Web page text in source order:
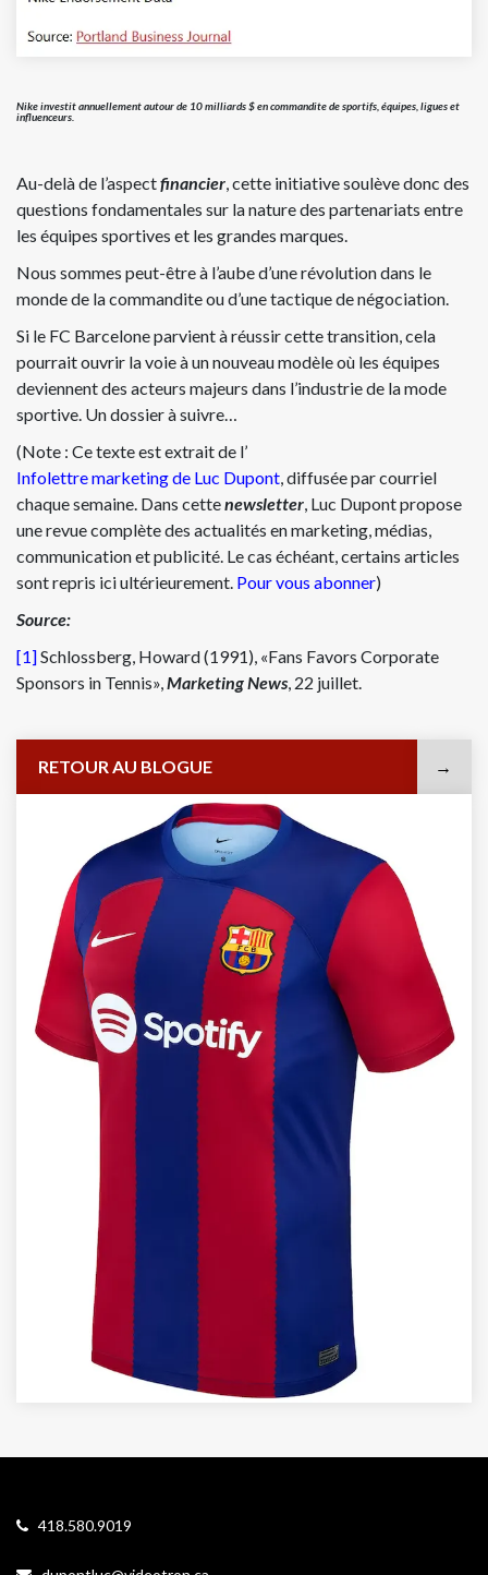
Nike investit annuellement autour de 10 milliards $ en commandite de sportifs, équipes, ligues et
influenceurs.
Au-delà de l’aspectfinancier, cette initiative soulève donc des
questions fondamentales sur la nature des partenariats entre
les équipes sportives et les grandes marques.
Nous sommes peut-être à l’aube d’une révolution dans le
monde de la commandite ou d’une tactique de négociation.
Si le FC Barcelone parvient à réussir cette transition, cela
pourrait ouvrir la voie à un nouveau modèle où les équipes
deviennent des acteurs majeurs dans l’industrie de la mode
sportive. Un dossier à suivre…
(Note : Ce texte est extrait de l’
Infolettre marketing de Luc Dupont, diffusée par courriel
chaque semaine. Dans cettenewsletter, Luc Dupont propose
une revue complète des actualités en marketing, médias,
communication et publicité. Le cas échéant, certains articles
sont repris ici ultérieurement. Pour vous abonner)
Source:
[1]Schlossberg, Howard (1991), «Fans Favors Corporate
Sponsors in Tennis»,Marketing News, 22 juillet.
RETOUR AU BLOGUE
418.580.9019